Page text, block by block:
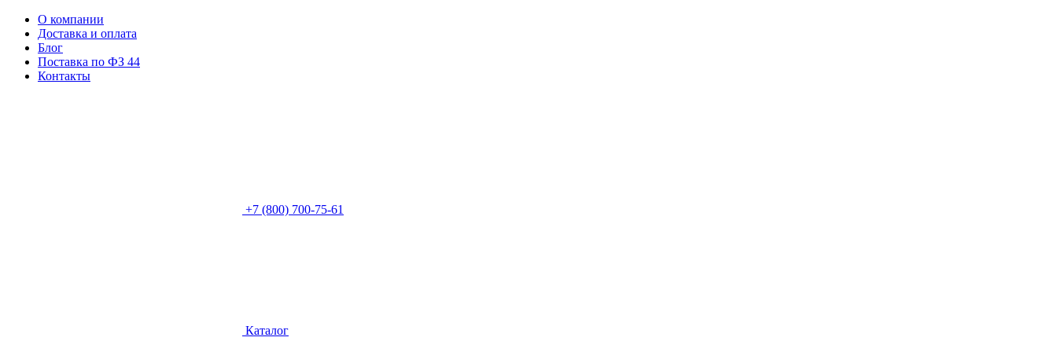
О компании
Доставка и оплата
Блог
Поставка по ФЗ 44
Контакты
+7 (800) 700-75-61
Каталог